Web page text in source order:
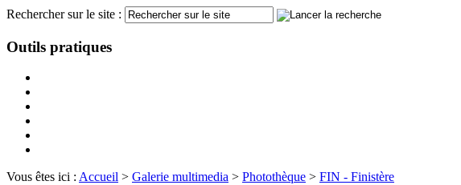
Rechercher sur le site :
Outils pratiques
Vous êtes ici : Accueil > Galerie multimedia > Photothèque > FIN - Finistère